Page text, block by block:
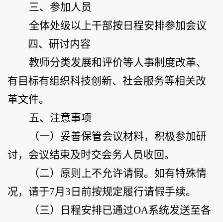
三、参加人员
全体处级以上干部按日程安排参加会议
四、 研讨内容
教师分类发展和评价等人事制度改革、
有目标有组织科技创新、社会服务等相关改
革文件。
五、注意事项
（一） 妥善保管会议材料， 积极参加研
讨， 会议结束及时交会务人员收回。
（二） 原则上不允许请假。 如有特殊情
况， 请于7月 3 日前按规定履行请假手续。
（三）日程安排已通过OA系统发送至各